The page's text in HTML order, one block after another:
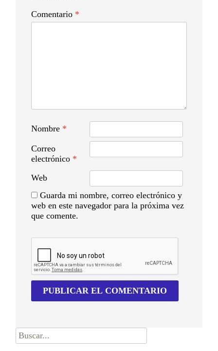
Comentario *
Nombre *
Correo
electrónico *
Web
Guarda mi nombre, correo electrónico y
web en este navegador para la próxima vez
que comente.
Buscar
por: